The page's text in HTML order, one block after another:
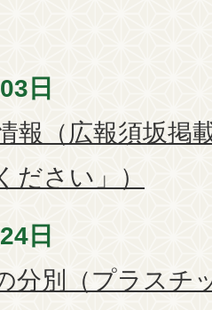
日
報（広報須坂掲
ださい」）
日
分別（プラスチ